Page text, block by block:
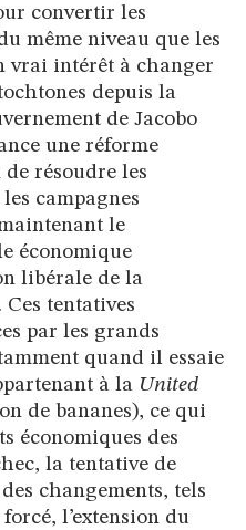
convertir les
même niveau que les
vrai intérêt à changer
depuis la
de Jacobo
une réforme
résoudre les
campagnes
le
économique
libérale de la
tentatives
par les grands
quand il essaie
à la United
de bananes), ce qui
économiques des
la tentative de
changements, tels
l’extension du